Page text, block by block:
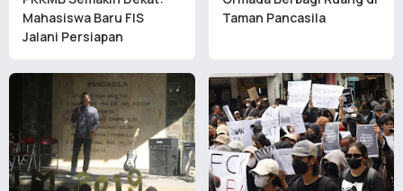
Mahasiswa Baru FIS
Jalani Persiapan
Taman Pancasila